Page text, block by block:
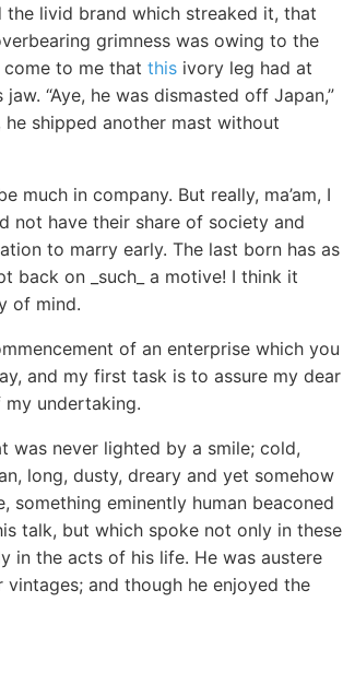
livid brand which streaked it, that
grimness was owing to the
to me that this ivory leg had at
“Aye, he was dismasted off Japan,”
shipped another mast without
much in company. But really, ma’am, I
not have their share of society and
to marry early. The last born has as
back on _such_ a motive! I think it
of mind.
of an enterprise which you
and my first task is to assure my dear
undertaking.
was never lighted by a smile; cold,
long, dusty, dreary and yet somehow
something eminently human beaconed
talk, but which spoke not only in these
in the acts of his life. He was austere
and though he enjoyed the